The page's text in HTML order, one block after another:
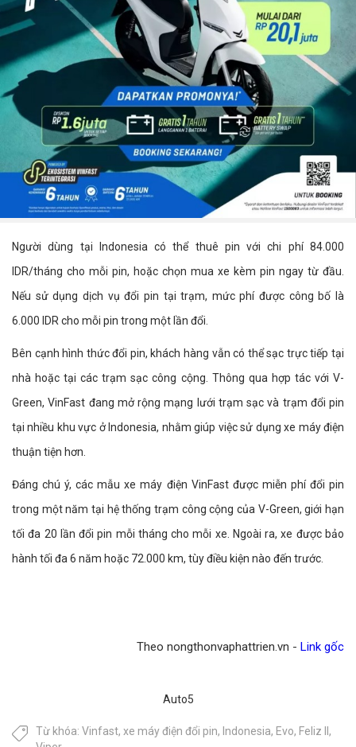
Người dùng tại Indonesia có thể thuê pin với chi phí 84.000
IDR/tháng cho mỗi pin, hoặc chọn mua xe kèm pin ngay từ đầu.
Nếu sử dụng dịch vụ đổi pin tại trạm, mức phí được công bố là
6.000 IDR cho mỗi pin trong một lần đổi.
Bên cạnh hình thức đổi pin, khách hàng vẫn có thể sạc trực tiếp tại
nhà hoặc tại các trạm sạc công cộng. Thông qua hợp tác với V-
Green, VinFast đang mở rộng mạng lưới trạm sạc và trạm đổi pin
tại nhiều khu vực ở Indonesia, nhằm giúp việc sử dụng xe máy điện
thuận tiện hơn.
Đáng chú ý, các mẫu xe máy điện VinFast được miễn phí đổi pin
trong một năm tại hệ thống trạm công cộng của V-Green, giới hạn
tối đa 20 lần đổi pin mỗi tháng cho mỗi xe. Ngoài ra, xe được bảo
hành tối đa 6 năm hoặc 72.000 km, tùy điều kiện nào đến trước.
Theo nongthonvaphattrien.vn - Link gốc
Auto5
Từ khóa: Vinfast, xe máy điện đổi pin, Indonesia, Evo, Feliz II,